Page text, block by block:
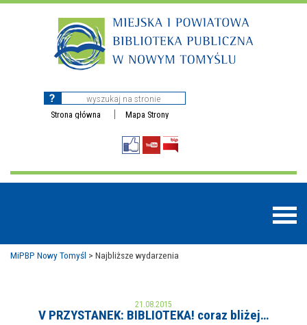
Strona główna Mapa Strony
MiPBP Nowy Tomyśl > Najbliższe wydarzenia
21.08.2015
V PRZYSTANEK: BIBLIOTEKA! coraz bliżej…